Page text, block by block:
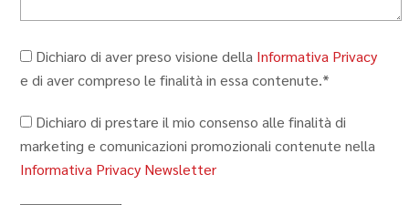
Dichiaro di aver preso visione della Informativa Privacy
e di aver compreso le finalità in essa contenute.*
Dichiaro di prestare il mio consenso alle finalità di
marketing e comunicazioni promozionali contenute nella
Informativa Privacy Newsletter